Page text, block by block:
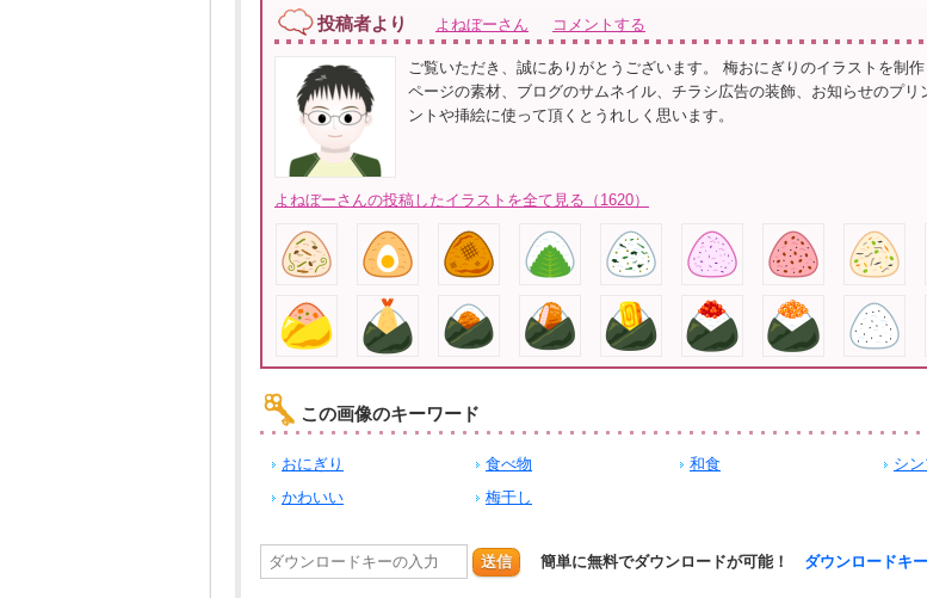
投稿者より よねぼーさん コメントする
ご覧いただき、誠にありがとうございます。 梅おにぎりのイラストを制
ページの素材、ブログのサムネイル、チラシ広告の装飾、お知らせのプリ
ントや挿絵に使って頂くとうれしく思います。
よねぼーさんの投稿したイラストを全て見る（1620）
この画像のキーワード
おにぎり 食べ物 和食
シ
かわいい
梅干し
送信 簡単に無料でダウンロードが可能！ ダウンロードキ